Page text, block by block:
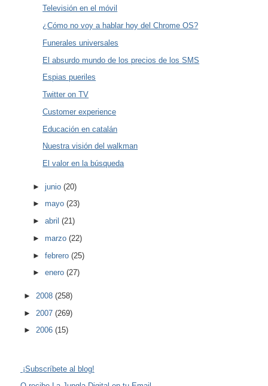
Televisión en el móvil
¿Cómo no voy a hablar hoy del Chrome OS?
Funerales universales
El absurdo mundo de los precios de los SMS
Espias pueriles
Twitter on TV
Customer experience
Educación en catalán
Nuestra visión del walkman
El valor en la búsqueda
►junio(20)
►mayo(23)
►abril(21)
►marzo(22)
►febrero(25)
►enero(27)
► 2008 (258)
► 2007 (269)
► 2006 (15)
¡Subscríbete al blog!